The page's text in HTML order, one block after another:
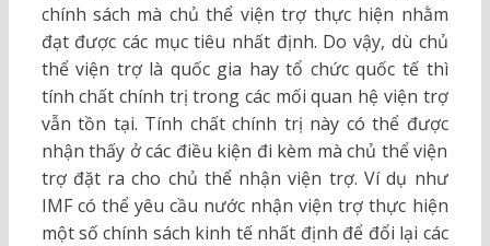
chính sách mà chủ thể viện trợ thực hiện nhằm
đạt được các mục tiêu nhất định. Do vậy, dù chủ
thể viện trợ là quốc gia hay tổ chức quốc tế thì
tính chất chính trị trong các mối quan hệ viện trợ
vẫn tồn tại. Tính chất chính trị này có thể được
nhận thấy ở các điều kiện đi kèm mà chủ thể viện
trợ đặt ra cho chủ thể nhận viện trợ. Ví dụ như
IMF có thể yêu cầu nước nhận viện trợ thực hiện
một số chính sách kinh tế nhất định để đổi lại các